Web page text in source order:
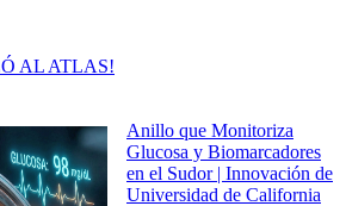
AL ATLAS!
Anillo que Monitoriza
Glucosa y Biomarcadores
en el Sudor | Innovación de
Universidad de California